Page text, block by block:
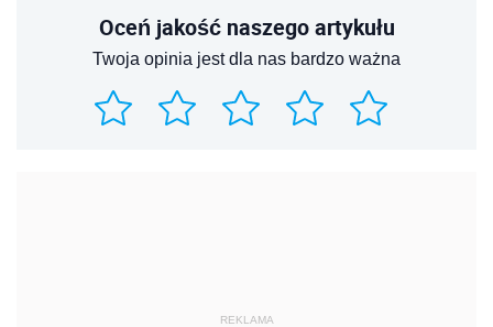
Oceń jakość naszego artykułu
Twoja opinia jest dla nas bardzo ważna
REKLAMA